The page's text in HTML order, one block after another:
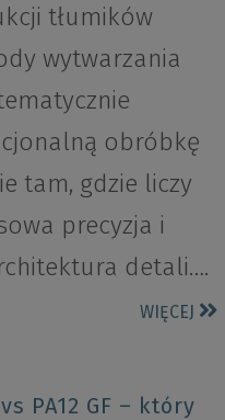
tłumików
wytwarzania
obróbkę
tam, gdzie liczy
precyzja i
detali….
WIĘCEJ
vs PA12 GF – który